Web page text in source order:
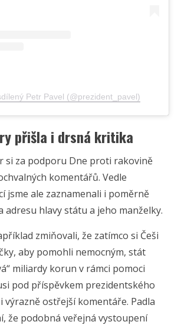
Petr Pavel (@prezident_pavel)
přišla i drsná kritika
si za podporu Dne proti rakovině
komentářů. Vedle
jsme ale zaznamenali i poměrně
hlavy státu a jeho manželky.
zmiňovali, že zatímco si Češi
aby pomohli nemocným, stát
miliardy korun v rámci pomoci
pod příspěvkem prezidentského
výrazně ostřejší komentáře. Padla
že podobná veřejná vystoupení